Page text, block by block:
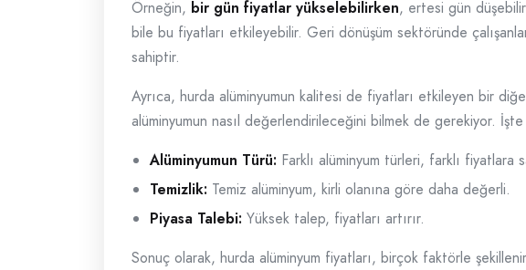
Örneğin, bir gün fiyatlar yükselebilirken, ertesi gün
bile bu fiyatları etkileyebilir. Geri dönüşüm sektöründe
sahiptir.
Ayrıca, hurda alüminyumun kalitesi de fiyatları etkileyen bir
alüminyumun nasıl değerlendirileceğini bilmek de gerekiyor.
Alüminyumun Türü: Farklı alüminyum türleri, farklı fiyatlara
Temizlik: Temiz alüminyum, kirli olanına göre daha değerli.
Piyasa Talebi: Yüksek talep, fiyatları artırır.
Sonuç olarak, hurda alüminyum fiyatları, birçok faktörle